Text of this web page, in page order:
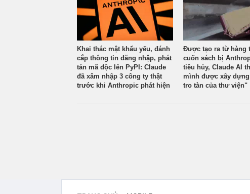
Khai thác mật khẩu yếu, đánh
cắp thông tin đăng nhập, phát
tán mã độc lên PyPI: Claude
đã xâm nhập 3 công ty thật
trước khi Anthropic phát hiện
Được tạo ra từ hàng
cuốn sách bị
tiêu hủy, Claude AI
mình được xây
tro tàn của thư viện"